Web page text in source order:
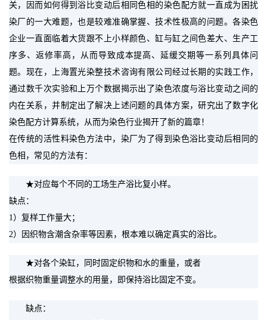
关，因而如何得到浴比变动后相同色相的染色配方就一直成为困扰
染厂的一大难题，也是较难准确掌握、技术性极高的问题。各染色
企业一直面临着大货跟不上小样颜色、缸与缸之间色差大、生产工
序多、返修率高，从而导致成本提高、延缓交期等一系列具体问
题。现在，上海置光染整技术咨询有限公司经过长期的实践工作，
通过数千次实验和上万个数据揭示出了染色浓度与浴比变动之间的
内在关系，并制定出了解决上述问题的具体方案，研究出了数字化
染色配方计算系统，从而为染色行业揭开了新的篇章！
在传统的活性料染色方法中，染厂为了得到染色浴比变动后相同的
色相，常见的方法有：
★对应每个不同的工场生产浴比复小样。
缺点：
1）复样工作量大；
2）因织物含潮含杂率等因素，根本难以确定真实的浴比。
★对各个染缸，同时固定织物和水的重量，或者
根据织物重量调整水的用量，即保持浴比固定不变。
缺点：